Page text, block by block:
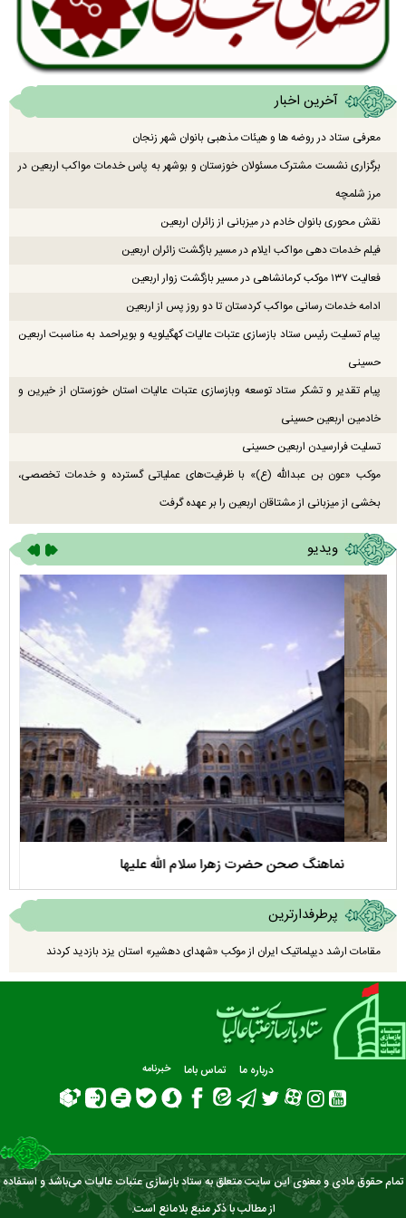
آخرین اخبار
معرفی ستاد در روضه ها و هیئات مذهبی بانوان شهر زنجان
برگزاری نشست مشترک مسئولان خوزستان و بوشهر به پاس خدمات مواکب اربعین در
مرز شلمچه
نقش محوری بانوان خادم در میزبانی از زائران اربعین
فیلم خدمات دهی مواکب ایلام در مسیر بازگشت زائران اربعین
فعالیت ۱۳۷ موکب کرمانشاهی در مسیر بازگشت زوار اربعین
ادامه خدمات رسانی مواکب کردستان تا دو روز پس از اربعین
پیام تسلیت رئیس ستاد بازسازی عتبات عالیات کهگیلویه و بویراحمد به مناسبت اربعین
حسینی
پیام تقدیر و تشکر ستاد توسعه وبازسازی عتبات عالیات استان خوزستان از خیرین و
خادمین اربعین حسینی
تسلیت فرارسیدن اربعین حسینی
موکب «عون بن عبدالله (ع)» با ظرفیت‌های عملیاتی گسترده و خدمات تخصصی،
بخشی از میزبانی از مشتاقان اربعین را بر عهده گرفت
ویدیو
نماهنگ صحن حضرت زهرا سلام الله علیها
پرطرفدارترین
مقامات ارشد دیپلماتیک ایران از موکب «شهدای دهشیر» استان یزد بازدید کردند
درباره ما تماس باما خبرنامه
تمام حقوق مادی و معنوی این سایت متعلق به ستاد بازسازی عتبات عالیات می‌باشد و استفاده
از مطالب با ذکر منبع بلامانع است.